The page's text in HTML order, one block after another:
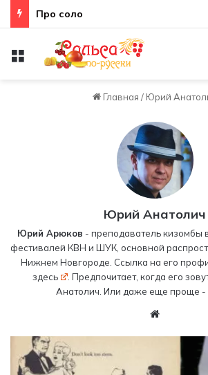
Про соло
Меню
Главная / Юрий
Юрий Анатолич
Юрий Арюков - преподаватель кизомбы
фестивалей КВН и ШУК, основной
Нижнем Новгороде. Ссылка на его
здесь
. Предпочитает, когда его
Анатолич. Или даже еще проще -